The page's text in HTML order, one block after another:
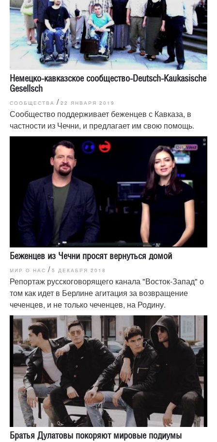
Немецко-кавказское сообщество-Deutsch-Kaukasische
Gesellsch
СООБЩЕСТВА / 22 ЯНВАРЯ 2019
Сообщество поддерживает беженцев с Кавказа, в
частности из Чечни, и предлагает им свою помощь.
Беженцев из Чечни просят вернуться домой
МИР О НАС / 5 ДЕКАБРЯ 2018
Репортаж русскоговорящего канала "Восток-Запад" о
том как идет в Берлине агитация за возвращение
чеченцев, и не только чеченцев, на Родину.
Братья Дулатовы покоряют мировые подиумы